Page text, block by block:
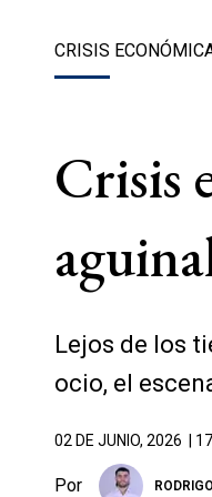
CRISIS
Crisis
Lejos de los
ocio, el
02 DE JUNIO, 2026 |
Por